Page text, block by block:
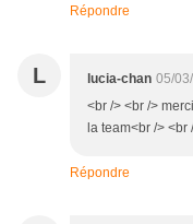
Répondre
L lucia-chan 05/
<br /> <br />
la team<br /> <br
Répondre